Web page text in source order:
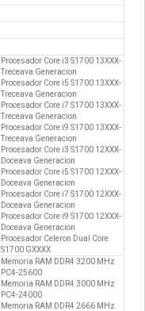
Procesador Core i3 S1700 13XXX-
Treceava Generacion
Procesador Core i5 S1700 13XXX-
Treceava Generacion
Procesador Core i7 S1700 13XXX-
Treceava Generacion
Procesador Core i9 S1700 13XXX-
Treceava Generacion
Procesador Core i3 S1700 12XXX-
Doceava Generacion
Procesador Core i5 S1700 12XXX-
Doceava Generacion
Procesador Core i7 S1700 12XXX-
Doceava Generacion
Procesador Core i9 S1700 12XXX-
Doceava Generacion
Procesador Celeron Dual Core
S1700 GXXXX
Memoria RAM DDR4 3200 MHz
PC4-25600
Memoria RAM DDR4 3000 MHz
PC4-24000
Memoria RAM DDR4 2666 MHz